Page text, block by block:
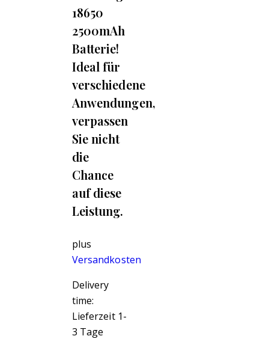
18650
2500mAh
Batterie!
Ideal für
verschiedene
Anwendungen,
verpassen
Sie nicht
die
Chance
auf diese
Leistung.
plus
Versandkosten
Delivery
time:
Lieferzeit 1-
3 Tage